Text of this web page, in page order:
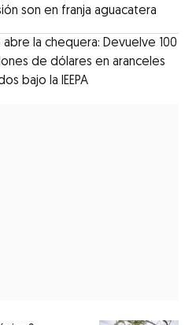
son en franja aguacatera
abre la chequera: Devuelve 100
de dólares en aranceles
bajo la IEEPA